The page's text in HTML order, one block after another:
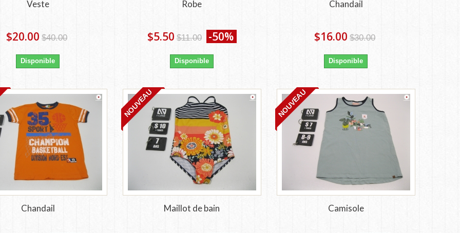
Veste
$20.00 $40.00
Disponible
Robe
$5.50 $11.00 -50%
Disponible
Chandail
$16.00 $30.00
Disponible
Chandail
NOUVEAU
Maillot de bain
NOUVEAU
Camisole